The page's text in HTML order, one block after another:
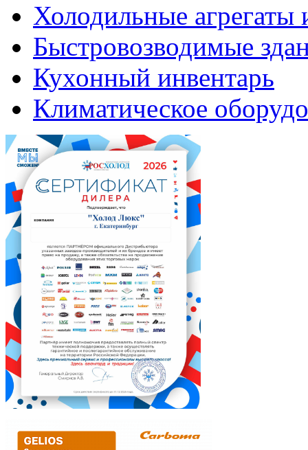
Холодильные агрегаты
Быстровозводимые
Кухонный инвентарь
Климатическое